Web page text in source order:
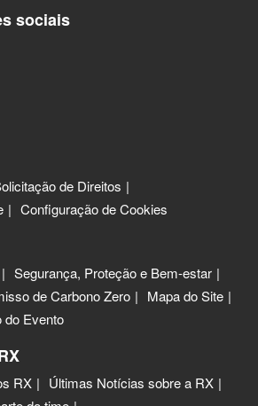
sociais
de Direitos
Configuração de Cookies
Segurança, Proteção e Bem-estar
de Carbono Zero
Mapa do Site
do Evento
RX
Últimas Notícias sobre a RX